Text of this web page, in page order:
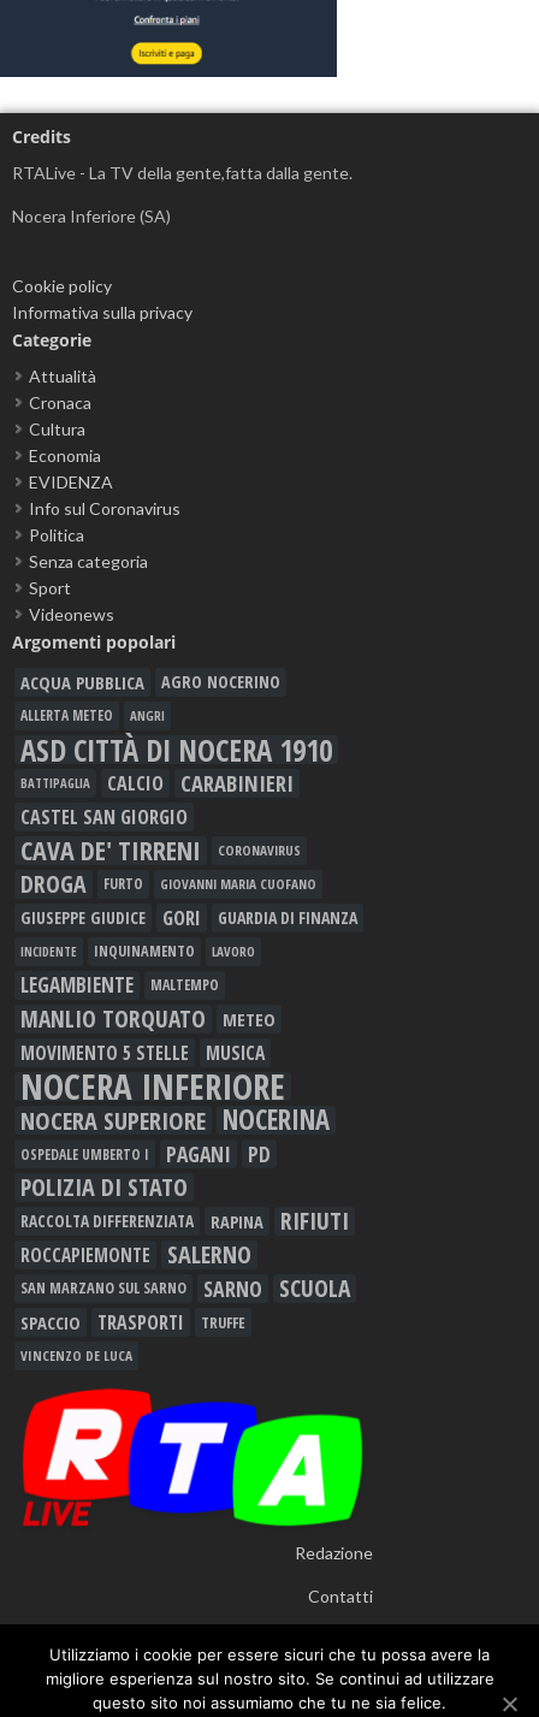
Credits
RTALive - La TV della gente,fatta dalla gente.
Nocera Inferiore (SA)
Cookie policy
Informativa sulla privacy
Categorie
Attualità
Cronaca
Cultura
Economia
EVIDENZA
Info sul Coronavirus
Politica
Senza categoria
Sport
Videonews
Argomenti popolari
ACQUA PUBBLICA AGRO NOCERINO
ALLERTA METEO ANGRI
ASD CITTÀ DI NOCERA 1910
BATTIPAGLIA CALCIO CARABINIERI
CASTEL SAN GIORGIO
CAVA DE' TIRRENI CORONAVIRUS
DROGA FURTO GIOVANNI MARIA CUOFANO
GIUSEPPE GIUDICE GORI GUARDIA DI FINANZA
INCIDENTE INQUINAMENTO LAVORO
LEGAMBIENTE MALTEMPO
MANLIO TORQUATO METEO
MOVIMENTO 5 STELLE MUSICA
NOCERA INFERIORE
NOCERA SUPERIORE NOCERINA
OSPEDALE UMBERTO I PAGANI PD
POLIZIA DI STATO
RACCOLTA DIFFERENZIATA RAPINA RIFIUTI
ROCCAPIEMONTE SALERNO
SAN MARZANO SUL SARNO SARNO SCUOLA
SPACCIO TRASPORTI TRUFFE
VINCENZO DE LUCA
Redazione
Contatti
Utilizziamo i cookie per essere sicuri che tu possa avere la
migliore esperienza sul nostro sito. Se continui ad utilizzare
questo sito noi assumiamo che tu ne sia felice.